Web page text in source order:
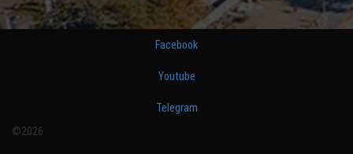
Facebook
Youtube
Telegram
©2026